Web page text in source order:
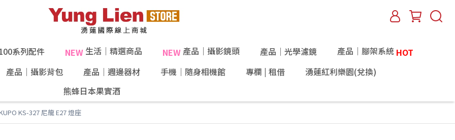
系列配件 NEW生活｜精選商品 NEW產品｜攝影鏡頭 產品｜光學濾鏡 產品｜腳架系統HOT
產品｜攝影背包
產品｜週邊器材 手機｜隨身相機館 專欄 | 租借
湧蓮紅利樂園(兌換)
熊蜂日本果實酒
KS-327 尼龍 E27 燈座